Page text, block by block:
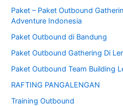
Paket – Paket Outbound
Adventure Indonesia
Paket Outbound di Bandung
Paket Outbound Gathering Di
Paket Outbound Team Building
RAFTING PANGALENGAN
Training Outbound